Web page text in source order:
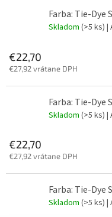
Farba: Tie-Dye
Skladom (>5 ks) |
€22,70
€27,92 vrátane DPH
Farba: Tie-Dye
Skladom (>5 ks) |
€22,70
€27,92 vrátane DPH
Farba: Tie-Dye
Skladom (>5 ks) |